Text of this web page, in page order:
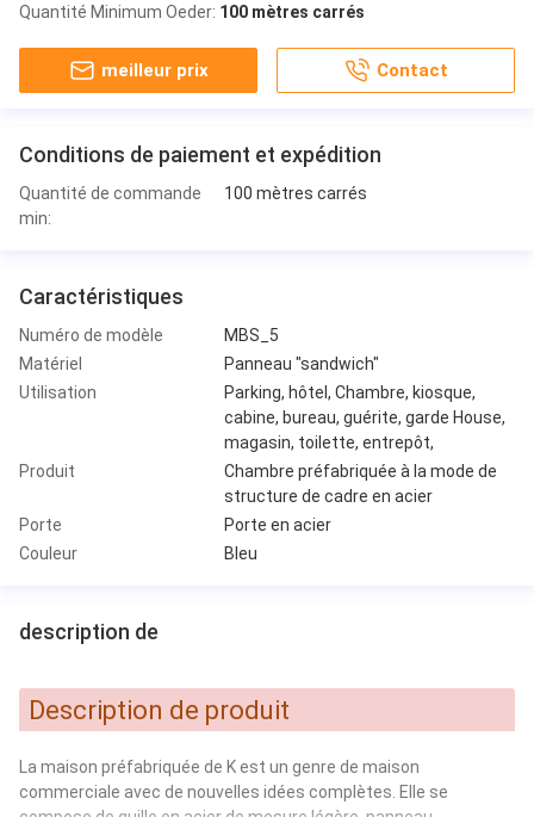
Quantité Minimum Oeder: 100 mètres carrés
meilleur prix Contact
Conditions de paiement et expédition
Quantité de commande
min:
100 mètres carrés
Caractéristiques
Numéro de modèle
MBS_5
Matériel
Panneau "sandwich"
Utilisation
Parking, hôtel, Chambre, kiosque,
cabine, bureau, guérite, garde House,
magasin, toilette, entrepôt,
Produit
Chambre préfabriquée à la mode de
structure de cadre en acier
Porte
Porte en acier
Couleur
Bleu
description de
Description de produit
La maison préfabriquée de K est un genre de maison
commerciale avec de nouvelles idées complètes. Elle se